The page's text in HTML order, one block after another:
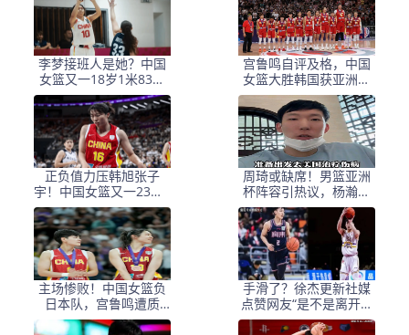
李梦接班人是她？中国
女篮又一18岁1米83前
锋崛起：3战轰59分
宫鲁鸣自评及格，中国
女篮大胜韩国获亚洲杯
季军
正负值力压韩旭张子
宇！中国女篮又一23岁1
米86王牌出炉：攻防一
体
周琦或缺席！男篮亚洲
杯阵容引热议，杨瀚森
抉择似当年王治郅
主场惨败！中国女篮负
日本队，宫鲁鸣遭质
疑，王治郅或成救星？
手滑了？徐杰更新社媒
点赞网友“是不是离开广
东”的评论